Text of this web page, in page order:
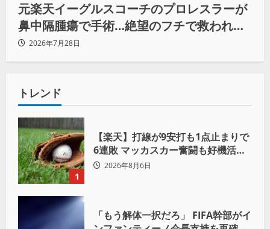
元楽天イーグルスコーチのプロレスラーが
鼻中隔腫瘍で手術…絶望のフチで救われた
リーダーの言葉
2026年7月28日
トレンド
1
【楽天】打線が9安打も1点止まりで
6連敗 マッカスカー奮闘も好機活か
せず借金「22」
2026年8月6日
「もう解体一択だろ」 FIFA幹部がイ